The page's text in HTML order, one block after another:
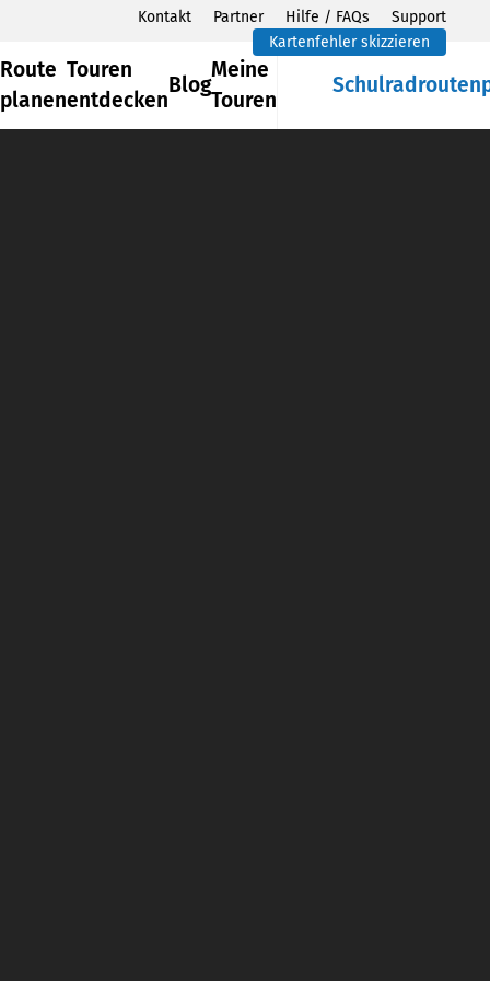
Kontakt Partner Hilfe / FAQs
Support
Kartenfehler skizzieren
Route
planen
Touren
entdecken
Blog
Meine
Touren